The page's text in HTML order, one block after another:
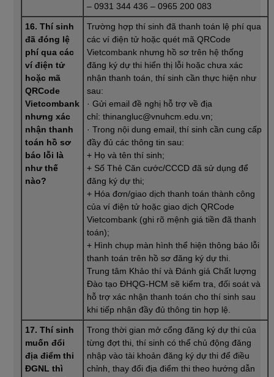
– 0931 344 436 – 0965 200 083
16. Thí sinh
đã đóng lệ
phí qua các
ví điện tử
hoặc mã
QRCode
Vietcombank
nhưng xác
nhận thanh
toán hồ sơ
báo lỗi là
như thế
nào?
Trường hợp thí sinh đã thanh toán lệ phí qua
các ví điện tử hoặc quét mã QRCode
Vietcombank nhưng hồ sơ trên hệ thống
đăng ký dự thi hiển thị lỗi hoặc chưa xác
nhận thanh toán, thí sinh cần thực hiện như
sau:
· Gửi email đề nghị hỗ trợ về địa
chỉ: thinangluc@vnuhcm.edu.vn;
· Trong nội dung email, thí sinh cần cung cấp
đầy đủ các thông tin sau:
+ Họ và tên thí sinh;
+ Số Thẻ Căn cước/CCCD đã sử dụng để
đăng ký dự thi;
+ Hóa đơn/giao dịch thanh toán thành công
của ví điện tử hoặc giao dịch QRCode
Vietcombank (ghi rõ mệnh giá tiền đã thanh
toán);
+ Hình chụp màn hình thể hiện thông báo lỗi
thanh toán trên hồ sơ đăng ký dự thi.
Trung tâm Khảo thí và Đánh giá Chất lượng
Đào tạo ĐHQG-HCM sẽ kiểm tra, đối soát và
hỗ trợ xác nhận thanh toán cho thí sinh sau
khi tiếp nhận đầy đủ thông tin hợp lệ.
17. Thí sinh
muốn đổi
địa điểm thi
ĐGNL thì
Trong thời gian mở cổng đăng ký dự thi của
từng đợt thi, thí sinh có thể chủ động đăng
nhập vào tài khoản đăng ký dự thi để điều
chỉnh, thay đổi địa điểm thi theo hướng dẫn